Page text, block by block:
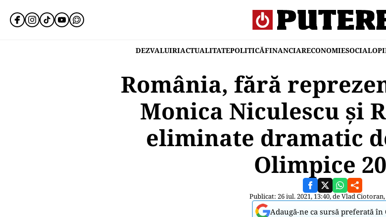
DEZVALUIRIACTUALITATEPOLITICĂFINANCIARECONOMIESOCIAL
România, fără
Monica Niculescu și
eliminate dramatic
Olimpice
Publicat: 26 iul. 2021, 13:40, deVlad Ciotoran
Adaugă-ne ca sursă preferată în